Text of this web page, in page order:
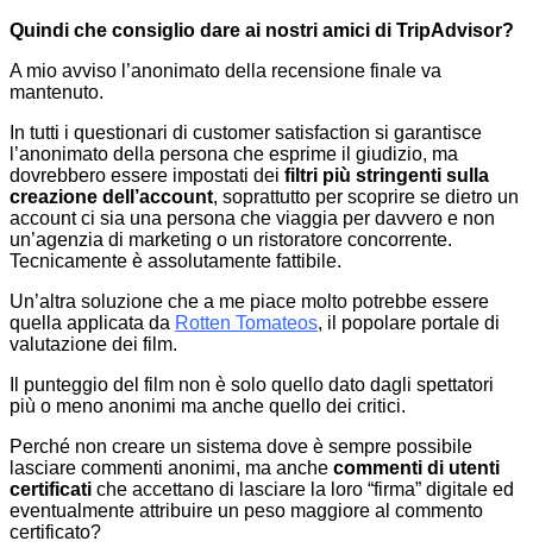
Quindi che consiglio dare ai nostri amici di TripAdvisor?
A mio avviso l’anonimato della recensione finale va
mantenuto.
In tutti i questionari di customer satisfaction si garantisce
l’anonimato della persona che esprime il giudizio, ma
dovrebbero essere impostati dei filtri più stringenti sulla
creazione dell’account, soprattutto per scoprire se dietro un
account ci sia una persona che viaggia per davvero e non
un’agenzia di marketing o un ristoratore concorrente.
Tecnicamente è assolutamente fattibile.
Un’altra soluzione che a me piace molto potrebbe essere
quella applicata da Rotten Tomateos, il popolare portale di
valutazione dei film.
Il punteggio del film non è solo quello dato dagli spettatori
più o meno anonimi ma anche quello dei critici.
Perché non creare un sistema dove è sempre possibile
lasciare commenti anonimi, ma anche commenti di utenti
certificati che accettano di lasciare la loro “firma” digitale ed
eventualmente attribuire un peso maggiore al commento
certificato?